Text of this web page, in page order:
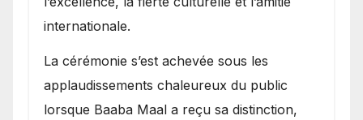
internationale.
​La cérémonie s’est achevée sous les
applaudissements chaleureux du public
lorsque Baaba Maal a reçu sa distinction,